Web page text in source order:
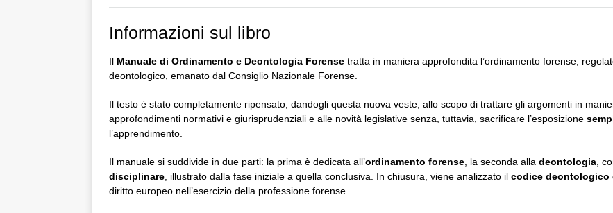
Informazioni sul libro
Il Manuale di Ordinamento e Deontologia Forense tratta in maniera approfondita l’ordinamento forense,
deontologico, emanato dal Consiglio Nazionale Forense.
Il testo è stato completamente ripensato, dandogli questa nuova veste, allo scopo di trattare gli argomenti in
approfondimenti normativi e giurisprudenziali e alle novità legislative senza, tuttavia, sacrificare l’esposizione
l’apprendimento.
Il manuale si suddivide in due parti: la prima è dedicata all’ordinamento forense, la seconda alla deontologia,
disciplinare, illustrato dalla fase iniziale a quella conclusiva. In chiusura, viene analizzato il codice deontologico
diritto europeo nell’esercizio della professione forense.